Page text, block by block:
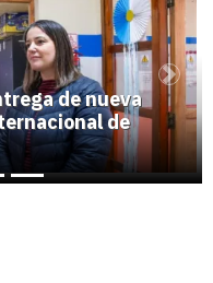
de nueva
de
Next